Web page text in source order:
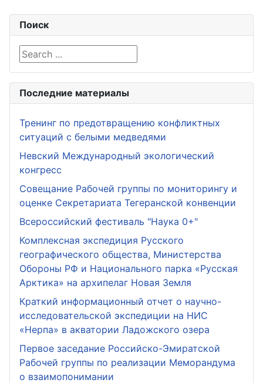
Поиск
Search ...
Последние материалы
Тренинг по предотвращению конфликтных
ситуаций с белыми медведями
Невский Международный экологический
конгресс
Совещание Рабочей группы по мониторингу и
оценке Секретариата Тегеранской конвенции
Всероссийский фестиваль "Наука 0+"
Комплексная экспедиция Русского
географического общества, Министерства
Обороны РФ и Национального парка «Русская
Арктика» на архипелаг Новая Земля
Краткий информационный отчет о научно-
исследовательской экспедиции на НИС
«Нерпа» в акватории Ладожского озера
Первое заседание Российско-Эмиратской
Рабочей группы по реализации Меморандума
о взаимопонимании